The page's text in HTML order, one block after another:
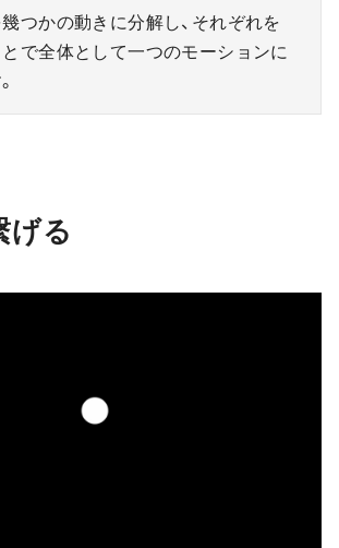
つかの動きに分解し、それぞれを
で全体として一つのモーションに
げる